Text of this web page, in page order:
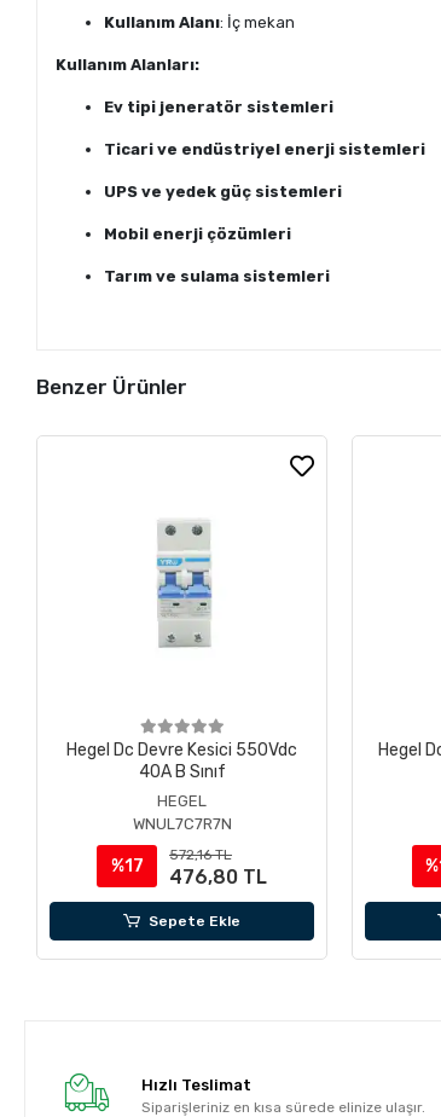
Kullanım Alanı: İç mekan
Kullanım Alanları:
Ev tipi jeneratör sistemleri
Ticari ve endüstriyel enerji sistemleri
UPS ve yedek güç sistemleri
Mobil enerji çözümleri
Tarım ve sulama sistemleri
Benzer Ürünler
Hegel Dc Devre Kesici 550Vdc
40A B Sınıf
HEGEL
WNUL7C7R7N
%17
572,16 TL
476,80 TL
Sepete Ekle
Hegel
Hızlı Teslimat
Siparişleriniz en kısa sürede elinize ulaşır.